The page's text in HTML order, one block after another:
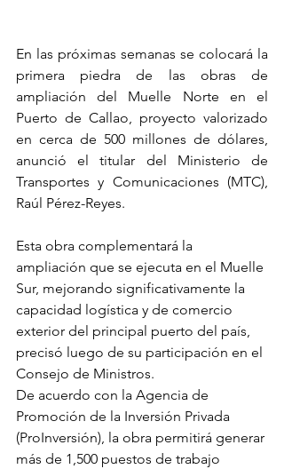
En las próximas semanas se colocará la
primera piedra de las obras de
ampliación del Muelle Norte en el
Puerto de Callao, proyecto valorizado
en cerca de 500 millones de dólares,
anunció el titular del Ministerio de
Transportes y Comunicaciones (MTC),
Raúl Pérez-Reyes.
Esta obra complementará la
ampliación que se ejecuta en el Muelle
Sur, mejorando significativamente la
capacidad logística y de comercio
exterior del principal puerto del país,
precisó luego de su participación en el
Consejo de Ministros.
De acuerdo con la Agencia de
Promoción de la Inversión Privada
(ProInversión), la obra permitirá generar
más de 1,500 puestos de trabajo